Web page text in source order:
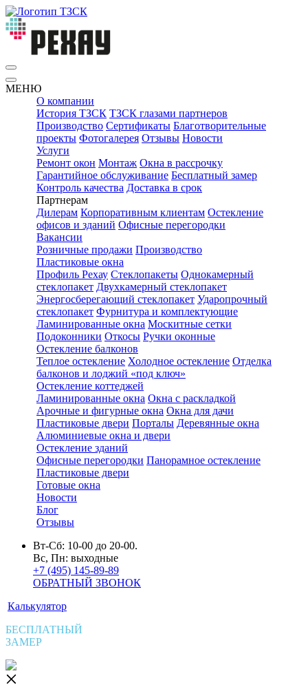
МЕНЮ
О компании
История ТЗСК ТЗСК глазами партнеров
Производство Сертификаты Благотворительные
проекты Фотогалерея Отзывы Новости
Услуги
Ремонт окон Монтаж Окна в рассрочку
Гарантийное обслуживание Бесплатный замер
Контроль качества Доставка в срок
Партнерам
Дилерам Корпоративным клиентам Остекление
офисов и зданий Офисные перегородки
Вакансии
Розничные продажи Производство
Пластиковые окна
Профиль Рехау Стеклопакеты Однокамерный
стеклопакет Двухкамерный стеклопакет
Энергосберегающий стеклопакет Ударопрочный
стеклопакет Фурнитура и комплектующие
Ламинированные окна Москитные сетки
Подоконники Откосы Ручки оконные
Остекление балконов
Теплое остекление Холодное остекление Отделка
балконов и лоджий «под ключ»
Остекление коттеджей
Ламинированные окна Окна с раскладкой
Арочные и фигурные окна Окна для дачи
Пластиковые двери Порталы Деревянные окна
Алюминиевые окна и двери
Остекление зданий
Офисные перегородки Панорамное остекление
Пластиковые двери
Готовые окна
Новости
Блог
Отзывы
Вт-Сб: 10-00 до 20-00.
Вс, Пн: выходные
+7 (495) 145-89-89
ОБРАТНЫЙ ЗВОНОК
Калькулятор
БЕСПЛАТНЫЙ
ЗАМЕР